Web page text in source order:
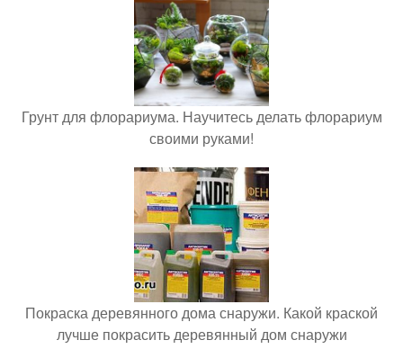
Грунт для флорариума. Научитесь делать флорариум
своими руками!
Покраска деревянного дома снаружи. Какой краской
лучше покрасить деревянный дом снаружи